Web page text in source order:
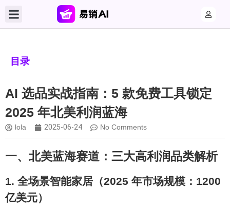
目录
AI 选品实战指南：5 款免费工具锁定
2025 年北美利润蓝海
lola 2025-06-24 No Comments
一、北美蓝海赛道：三大高利润品类解析
1. 全场景智能家居（2025 年市场规模：1200
亿美元）